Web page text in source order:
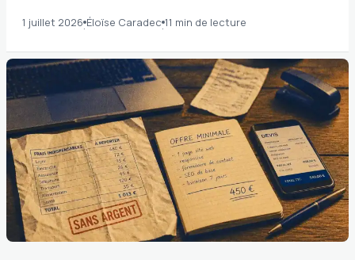
1 juillet 2026·Éloïse Caradec·11 min de lecture